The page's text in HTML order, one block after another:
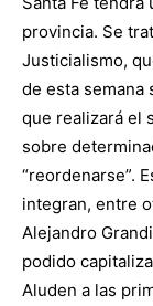
provincia. Se
Justicialismo,
de esta semana
que realizará el
sobre
“reordenarse”.
integran, entre
Alejandro
podido
Aluden a las